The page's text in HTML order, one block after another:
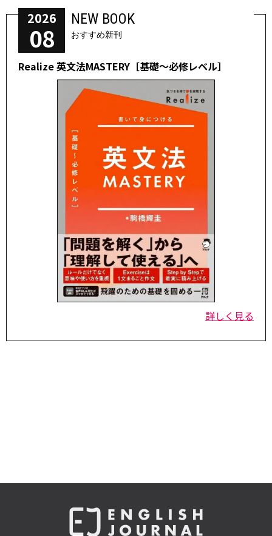
2026
08
NEW BOOK
おすすめ新刊
Realize 英文法MASTERY［基礎～必修レベル］
詳しく見る